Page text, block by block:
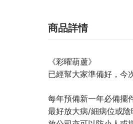
商品詳情
《彩曜葫蘆》
已經幫大家準備好，今
每年預備新一年必備擺
最好放大病/細病位或陰